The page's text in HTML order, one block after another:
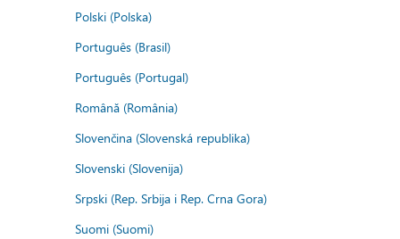
Polski (Polska)
Português (Brasil)
Português (Portugal)
Română (România)
Slovenčina (Slovenská republika)
Slovenski (Slovenija)
Srpski (Rep. Srbija i Rep. Crna Gora)
Suomi (Suomi)